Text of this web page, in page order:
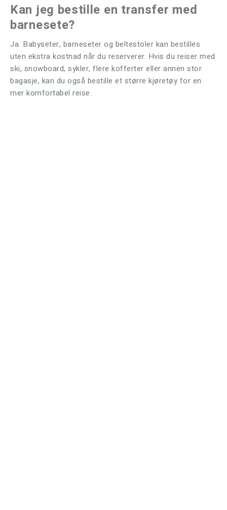
Kan jeg bestille en transfer med
barnesete?
Ja. Babyseter, barneseter og beltestoler kan bestilles
uten ekstra kostnad når du reserverer. Hvis du reiser med
ski, snowboard, sykler, flere kofferter eller annen stor
bagasje, kan du også bestille et større kjøretøy for en
mer komfortabel reise.